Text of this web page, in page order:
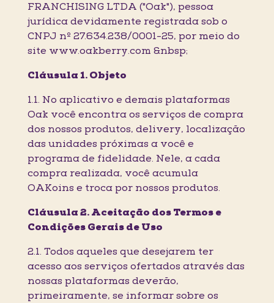
FRANCHISING LTDA ("Oak"), pessoa
jurídica devidamente registrada sob o
CNPJ nº 27.634.238/0001-25, por meio do
site www.oakberry.com &nbsp;
Cláusula 1. Objeto
1.1. No aplicativo e demais plataformas
Oak você encontra os serviços de compra
dos nossos produtos, delivery, localização
das unidades próximas a você e
programa de fidelidade. Nele, a cada
compra realizada, você acumula
OAKoins e troca por nossos produtos.
Cláusula 2. Aceitação dos Termos e
Condições Gerais de Uso
2.1. Todos aqueles que desejarem ter
acesso aos serviços ofertados através das
nossas plataformas deverão,
primeiramente, se informar sobre os